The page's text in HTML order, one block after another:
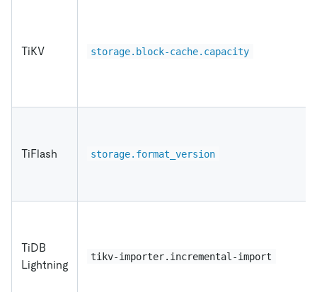
TiKV storage.block-cache.capacity
TiFlash storage.format_version
TiDB
Lightning
tikv-importer.incremental-import